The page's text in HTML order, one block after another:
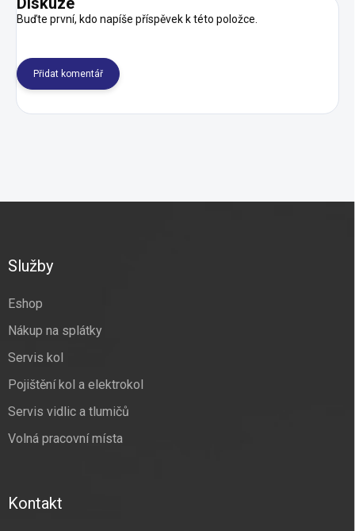
Buďte první, kdo napíše příspěvek k této položce.
Přidat komentář
Služby
Eshop
Nákup na splátky
Servis kol
Pojištění kol a elektrokol
Servis vidlic a tlumičů
Volná pracovní místa
Kontakt